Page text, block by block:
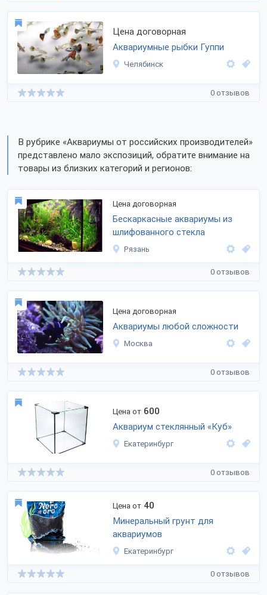
Цена договорная
Аквариумные рыбки Гуппи
Челябинск
0 отзывов
В рубрике «Аквариумы от российских производителей»
представлено мало экспозиций, обратите внимание на
товары из близких категорий и регионов:
Цена договорная
Бескаркасные аквариумы из
шлифованного стекла
Рязань
0 отзывов
Цена договорная
Аквариумы любой сложности
Москва
0 отзывов
Цена от 600
Аквариум стеклянный «Куб»
Екатеринбург
0 отзывов
Цена от 40
Минеральный грунт для
аквариумов
Екатеринбург
0 отзывов